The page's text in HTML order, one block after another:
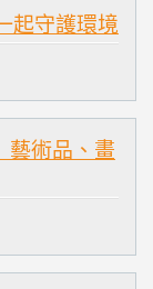
起守護環境
藝術品、畫